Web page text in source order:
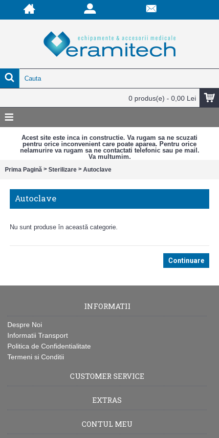
0 produs(e) - 0,00 Lei
Acest site este inca in constructie. Va rugam sa ne scuzati
pentru orice inconvenient care poate aparea. Pentru orice
nelamurire va rugam sa ne contactati telefonic sau pe mail.
Va multumim.
Prima Pagină > Sterilizare > Autoclave
Autoclave
Nu sunt produse în această categorie.
Continuare
INFORMATII
Despre Noi
Informatii Transport
Politica de Confidentialitate
Termeni si Conditii
CUSTOMER SERVICE
EXTRAS
CONTUL MEU